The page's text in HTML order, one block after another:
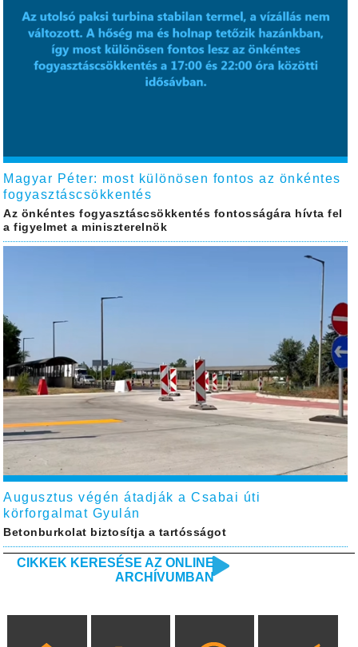
Magyar Péter: most különösen fontos az önkéntes
fogyasztáscsökkentés
Az önkéntes fogyasztáscsökkentés fontosságára hívta fel
a figyelmet a miniszterelnök
Augusztus végén átadják a Csabai úti
körforgalmat Gyulán
Betonburkolat biztosítja a tartósságot
CIKKEK KERESÉSE AZ ONLINE
ARCHÍVUMBAN